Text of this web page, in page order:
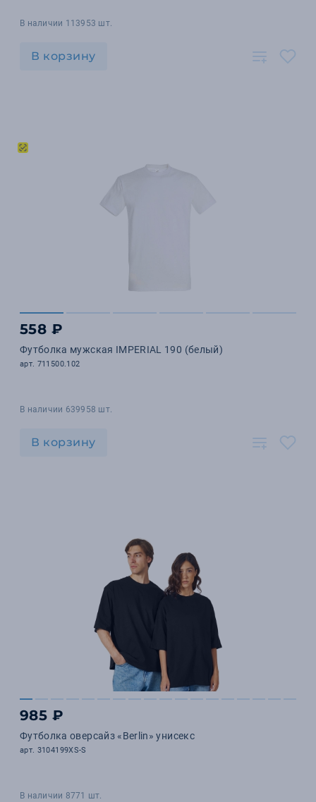
В наличии 113953 шт.
В корзину
558 ₽
Футболка мужская IMPERIAL 190 (белый)
арт. 711500.102
В наличии 639958 шт.
В корзину
985 ₽
Футболка оверсайз «Berlin» унисекс
арт. 3104199XS-S
В наличии 8771 шт.